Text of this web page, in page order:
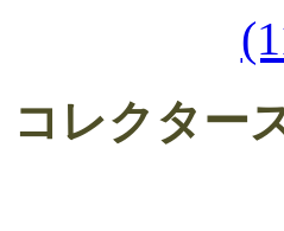
コレクター